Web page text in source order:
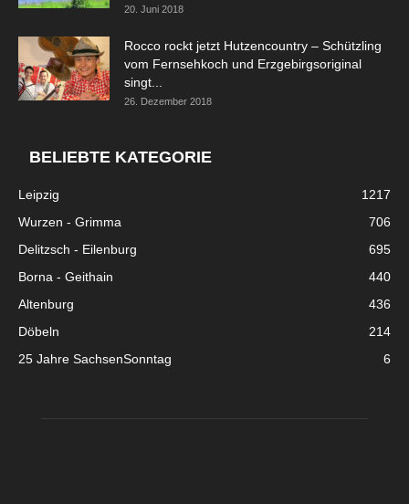
20. Juni 2018
Rocco rockt jetzt Hutzencountry – Schützling
vom Fernsehkoch und Erzgebirgsoriginal
singt...
26. Dezember 2018
BELIEBTE KATEGORIE
Leipzig
1217
Wurzen - Grimma
706
Delitzsch - Eilenburg
695
Borna - Geithain
440
Altenburg
436
Döbeln
214
25 Jahre SachsenSonntag
6